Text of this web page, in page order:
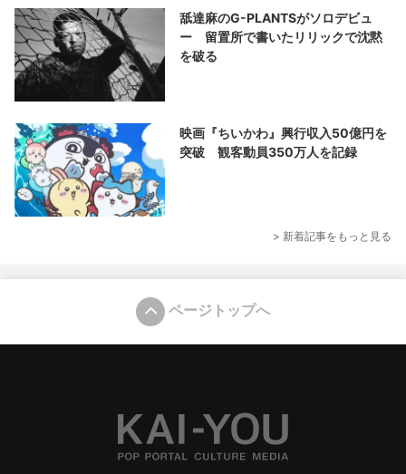
舐達麻のG-PLANTSがソロデビュ
ー 留置所で書いたリリックで沈黙
を破る
映画『ちいかわ』興行収入50億円を
突破 観客動員350万人を記録
> 新着記事をもっと見る
ページトップへ